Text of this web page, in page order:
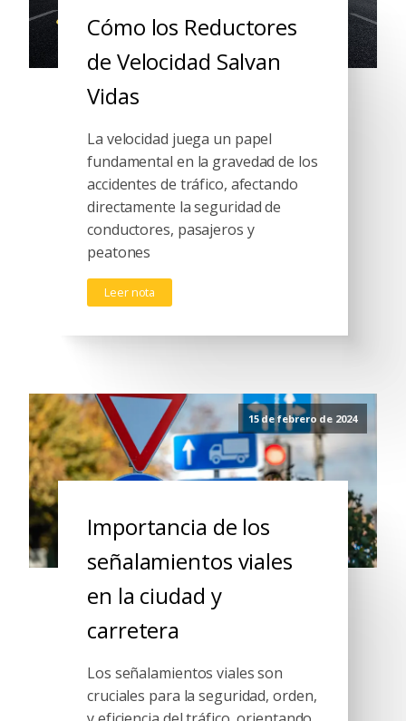
Cómo los Reductores
de Velocidad Salvan
Vidas
La velocidad juega un papel
fundamental en la gravedad de los
accidentes de tráfico, afectando
directamente la seguridad de
conductores, pasajeros y
peatones
Leer nota
15 de febrero de 2024
Importancia de los
señalamientos viales
en la ciudad y
carretera
Los señalamientos viales son
cruciales para la seguridad, orden,